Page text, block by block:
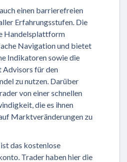
einen barrierefreien
Erfahrungsstufen. Die
Handelsplattform
Navigation und bietet
Indikatoren sowie die
für den
zu nutzen. Darüber
von einer schnellen
die es ihnen
Marktveränderungen zu
das kostenlose
Trader haben hier die